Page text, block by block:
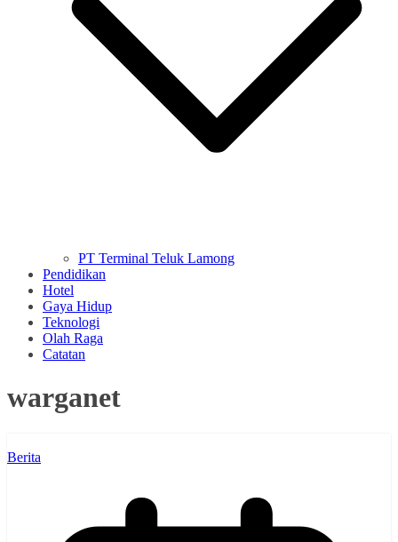
PT Terminal Teluk Lamong
Pendidikan
Hotel
Gaya Hidup
Teknologi
Olah Raga
Catatan
warganet
Berita